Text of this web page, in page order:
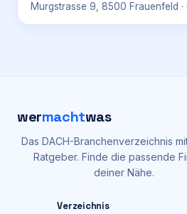
Murgstrasse 9, 8500 Frauenfeld ·
wermachtwas
Das DACH-Branchenverzeichnis
Ratgeber. Finde die passende
deiner Nähe.
Verzeichnis